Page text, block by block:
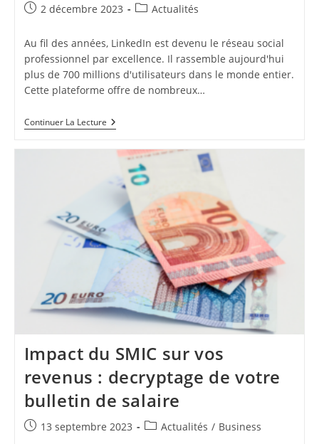
Publication
2 décembre 2023
PostActualités
Au fil des années, LinkedIn est devenu le réseau social
professionnel par excellence. Il rassemble aujourd'hui
plus de 700 millions d'utilisateurs dans le monde entier.
Cette plateforme offre de nombreux…
Continuer La LectureLinkedin
:
Outil
Incontournable
Pour
Nombreuses
Raisons
Impact du SMIC sur vos
revenus : decryptage de votre
bulletin de salaire
Publication
13 septembre 2023
PostActualités / Business